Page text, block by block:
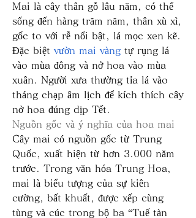
Mai là cây thân gỗ lâu năm, có thể
sống đến hàng trăm năm, thân xù xì,
gốc to với rễ nổi bật, lá mọc xen kẽ.
Đặc biệt vườn mai vàng tự rụng lá
vào mùa đông và nở hoa vào mùa
xuân. Người xưa thường tỉa lá vào
tháng chạp âm lịch để kích thích cây
nở hoa đúng dịp Tết.
Nguồn gốc và ý nghĩa của hoa mai
Cây mai có nguồn gốc từ Trung
Quốc, xuất hiện từ hơn 3.000 năm
trước. Trong văn hóa Trung Hoa,
mai là biểu tượng của sự kiên
cường, bất khuất, được xếp cùng
tùng và cúc trong bộ ba “Tuế tàn